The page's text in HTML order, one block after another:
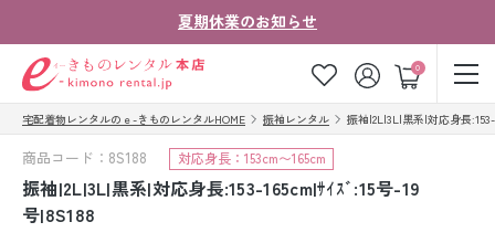
夏期休業のお知らせ
0
ゲスト
お気に入り ログイン カート
ご注文の流れ
会社案内
宅配着物レンタルのｅ-きものレンタルHOME 振袖レンタル 振袖|2L|3L|黒系|対応身長:153-
商品コード：8S188 対応身長：153cm〜165cm
振袖|2L|3L|黒系|対応身長:153-165cm|ｻｲｽﾞ:15号-19
号|8S188